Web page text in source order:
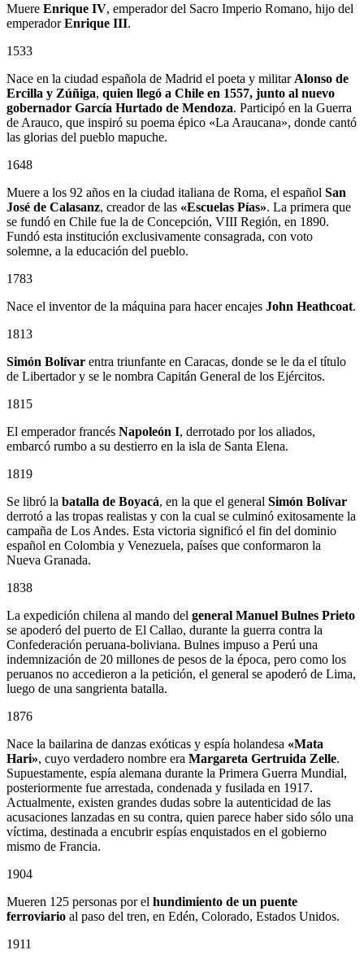
Muere Enrique IV, emperador del Sacro Imperio Romano, hijo del
emperadorEnrique III.
1533
Nace en la ciudad española de Madrid el poeta y militar Alonso de
Ercilla y Zúñiga, quien llegó a Chile en 1557, junto al nuevo
gobernador García Hurtado de Mendoza. Participó en la Guerra
de Arauco, que inspiró su poema épico «La Araucana», donde cantó
las glorias del pueblo mapuche.
1648
Muere a los 92 años en la ciudad italiana de Roma, el español San
José de Calasanz, creador de las «Escuelas Pías». La primera que
se fundó en Chile fue la de Concepción, VIII Región, en 1890.
Fundó esta institución exclusivamente consagrada, con voto
solemne, a la educación del pueblo.
1783
Nace el inventor de la máquina para hacer encajes John Heathcoat.
1813
Simón Bolívar entra triunfante en Caracas, donde se le da el título
de Libertador y se le nombra Capitán General de los Ejércitos.
1815
El emperador francés Napoleón I, derrotado por los aliados,
embarcó rumbo a su destierro en la isla de Santa Elena.
1819
Se libró la batalla de Boyacá, en la que el general Simón Bolívar
derrotó a las tropas realistas y con la cual se culminó exitosamente la
campaña de Los Andes. Esta victoria significó el fin del dominio
español en Colombia y Venezuela, países que conformaron la
Nueva Granada.
1838
La expedición chilena al mando del general Manuel Bulnes Prieto
se apoderó del puerto de El Callao, durante la guerra contra la
Confederación peruana-boliviana. Bulnes impuso a Perú una
indemnización de 20 millones de pesos de la época, pero como los
peruanos no accedieron a la petición, el general se apoderó de Lima,
luego de una sangrienta batalla.
1876
Nace la bailarina de danzas exóticas y espía holandesa «Mata
Hari», cuyo verdadero nombre era Margareta Gertruida Zelle.
Supuestamente, espía alemana durante la Primera Guerra Mundial,
posteriormente fue arrestada, condenada y fusilada en 1917.
Actualmente, existen grandes dudas sobre la autenticidad de las
acusaciones lanzadas en su contra, quien parece haber sido sólo una
víctima, destinada a encubrir espías enquistados en el gobierno
mismo de Francia.
1904
Mueren 125 personas por el hundimiento de un puente
ferroviario al paso del tren, en Edén, Colorado, Estados Unidos.
1911